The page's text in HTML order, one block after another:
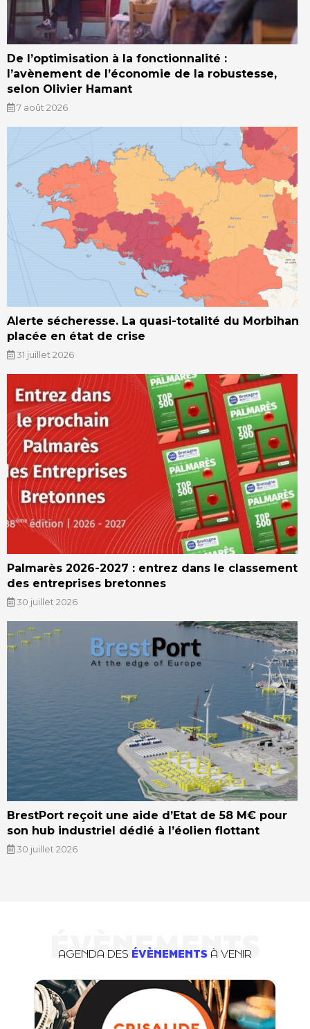
De l’optimisation à la fonctionnalité :
l’avènement de l’économie de la robustesse,
selon Olivier Hamant
7 août 2026
Alerte sécheresse. La quasi-totalité du Morbihan
placée en état de crise
31 juillet 2026
Palmarès 2026-2027 : entrez dans le classement
des entreprises bretonnes
30 juillet 2026
BrestPort reçoit une aide d’Etat de 58 M€ pour
son hub industriel dédié à l’éolien flottant
30 juillet 2026
ÉVÈNEMENTS
AGENDA DES ÉVÈNEMENTS À VENIR